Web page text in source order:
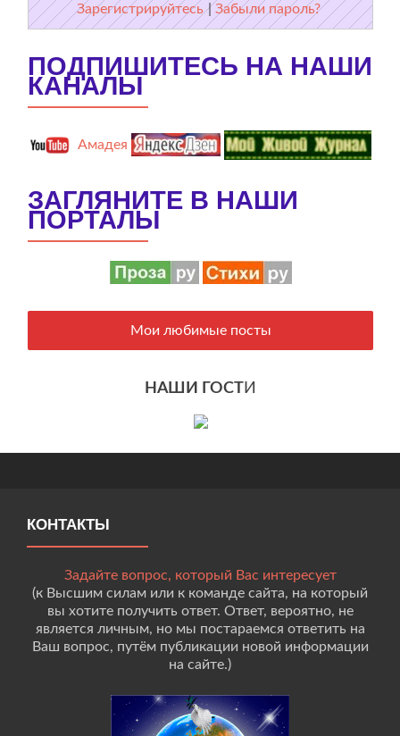
Зарегистрируйтесь |Забыли пароль?
ПОДПИШИТЕСЬ НА НАШИ
КАНАЛЫ
Амадея
ЗАГЛЯНИТЕ В НАШИ
ПОРТАЛЫ
Мои любимые посты
НАШИ ГОСТИ
КОНТАКТЫ
Задайте вопрос, который Вас интересует
(к Высшим силам или к команде сайта, на который
вы хотите получить ответ. Ответ, вероятно, не
является личным, но мы постараемся ответить на
Ваш вопрос, путём публикации новой информации
на сайте.)